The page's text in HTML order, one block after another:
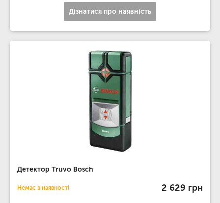
Дізнатися про наявність
Детектор Truvo Bosch
Немає в наявності 2 629 грн